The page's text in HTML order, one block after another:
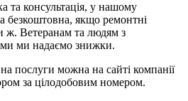
та консультація, у нашому
безкоштовна, якщо ремонтні
ж. Ветеранам та людям з
ми надаємо знижки.
послуги можна на сайті компанії
за цілодобовим номером.